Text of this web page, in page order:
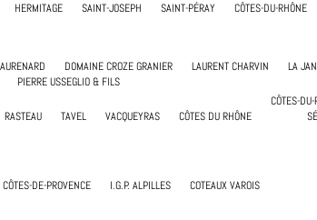
HERMITAGE SAINT-JOSEPH SAINT-PÉRAY CÔTES-DU-RHÔNE
DOMAINE CROZE GRANIER LAURENT CHARVIN LA
PIERRE USSEGLIO & FILS
RASTEAU TAVEL VACQUEYRAS CÔTES DU RHÔNE
CÔTES-
CÔTES-DE-PROVENCE I.G.P. ALPILLES
COTEAUX VAROIS